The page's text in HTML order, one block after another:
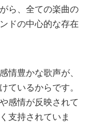
ら、全ての楽曲の
ドの中心的な存在
情豊かな歌声が、
ているからです。
感情が反映されて
支持されていま